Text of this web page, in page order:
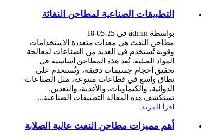
التطبيقات الصناعية لمطاحن النفاثة
بواسطة admin في 25-05-18
مطاحن النفث هي معدات متعددة الاستخدامات
وقوية تُستخدم في العديد من الصناعات لمعالجة
المواد الصلبة. تُعد هذه المطاحن أساسية في
تحقيق أحجام جسيمات دقيقة، وتُستخدم على
نطاق واسع في قطاعات متنوعة، مثل الصناعات
الدوائية، والكيماويات، والأغذية، والتعدين.
تستكشف هذه المقالة التطبيقات الصناعية...
اقرأ المزيد
أهم مميزات مطاحن النفث عالية الصلابة